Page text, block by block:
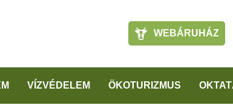
WEBÁRUHÁZ
VÍZVÉDELEM ÖKOTURIZMUS